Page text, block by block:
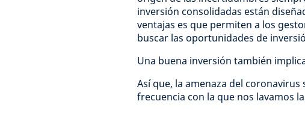
inversión consolidadas están
ventajas es que permiten a los
buscar las oportunidades de
Una buena inversión también
Así que, la amenaza del
frecuencia con la que nos lavamos